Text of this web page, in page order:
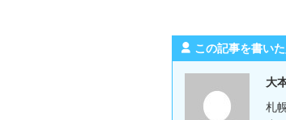
この記事を書い
大
札